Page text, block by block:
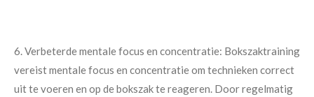
6. Verbeterde mentale focus en concentratie: Bokszaktraining
vereist mentale focus en concentratie om technieken correct
uit te voeren en op de bokszak te reageren. Door regelmatig